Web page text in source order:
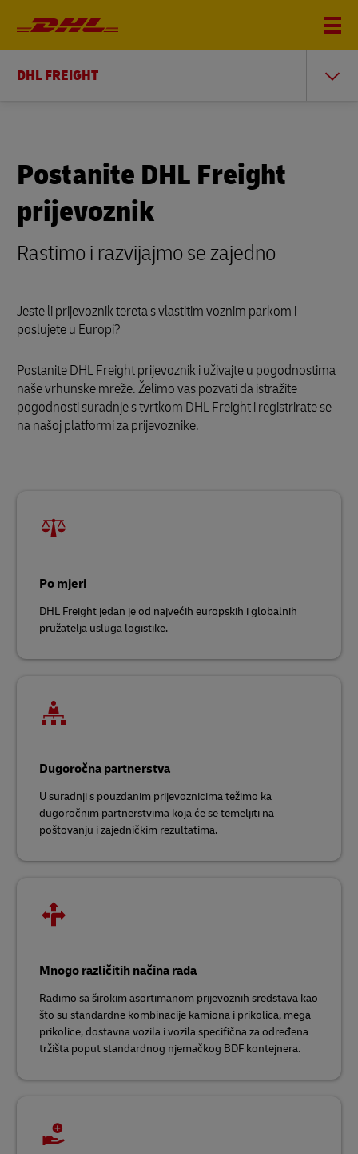
DHL FREIGHT
Postanite DHL Freight
prijevoznik
Rastimo i razvijajmo se zajedno
Jeste li prijevoznik tereta s vlastitim voznim parkom i
poslujete u Europi?
Postanite DHL Freight prijevoznik i uživajte u pogodnostima
naše vrhunske mreže. Želimo vas pozvati da istražite
pogodnosti suradnje s tvrtkom DHL Freight i registrirate se
na našoj platformi za prijevoznike.
Po mjeri
DHL Freight jedan je od najvećih europskih i globalnih
pružatelja usluga logistike.
Dugoročna partnerstva
U suradnji s pouzdanim prijevoznicima težimo ka
dugoročnim partnerstvima koja će se temeljiti na
poštovanju i zajedničkim rezultatima.
Mnogo različitih načina rada
Radimo sa širokim asortimanom prijevoznih sredstava kao
što su standardne kombinacije kamiona i prikolica, mega
prikolice, dostavna vozila i vozila specifična za određena
tržišta poput standardnog njemačkog BDF kontejnera.